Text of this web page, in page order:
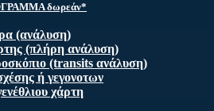
δωρεάν*
(ανάλυση)
(πλήρη ανάλυση)
(transits ανάλυση)
ή γεγονοτων
χάρτη